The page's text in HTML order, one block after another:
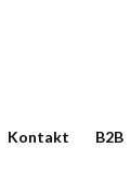
Kontakt B2B